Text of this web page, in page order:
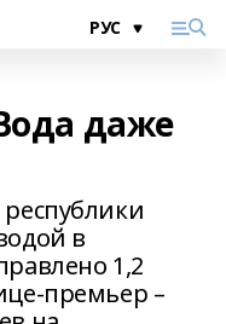
даже
в
1,2
премьер –